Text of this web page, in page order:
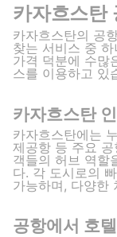
카자흐스탄
카자흐스탄의 공
찾는 서비스 중
가격 덕분에 수많
스를 이용하고 있
카자흐스탄
카자흐스탄에는
제공항 등 주요
객들의 허브 역할
다. 각 도시로의
가능하며, 다양한
공항에서 호